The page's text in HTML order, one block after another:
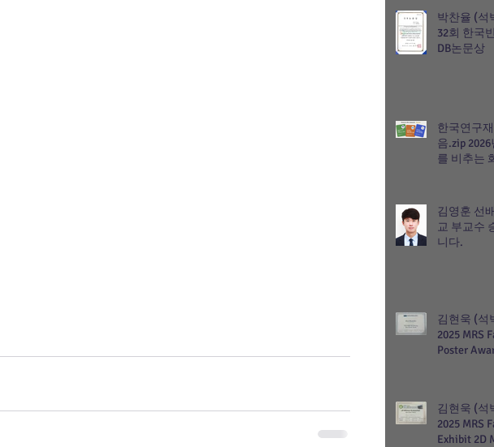
박찬율 (석
32회 한국
DB논문상
한국연구
음.zip 2026
를 비추는
김영훈 선
교 부교수
니다.
김현욱 (석
2025 MRS
Poster
김현욱 (석
2025 MRS
Exhibit 2D